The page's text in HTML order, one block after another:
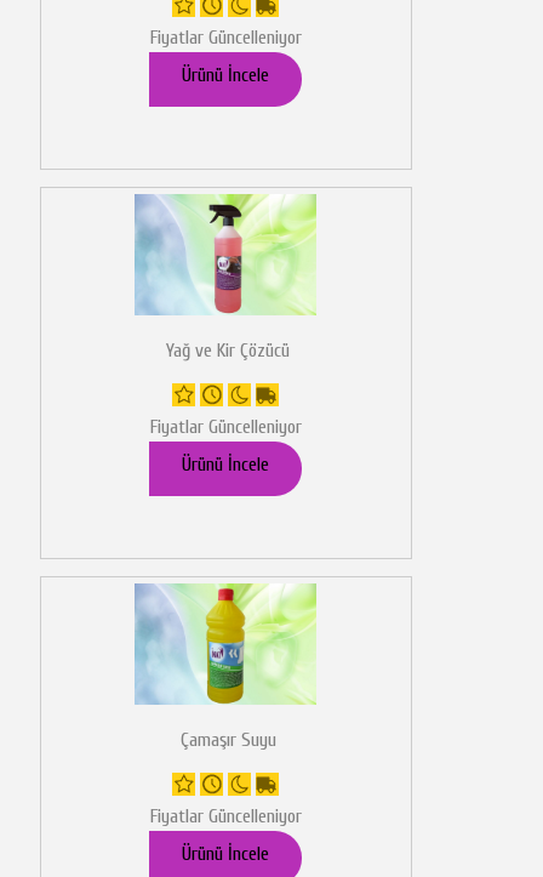
Fiyatlar Güncelleniyor
Ürünü İncele
Yağ ve Kir Çözücü
Fiyatlar Güncelleniyor
Ürünü İncele
Çamaşır Suyu
Fiyatlar Güncelleniyor
Ürünü İncele